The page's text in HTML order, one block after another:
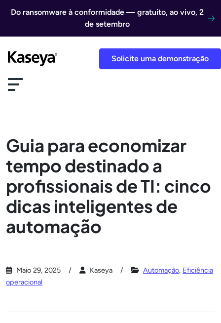
Do ransomware à conformidade — gratuito, ao vivo, 2
de setembro
Solicite uma demonstração
Guia para economizar
tempo destinado a
profissionais de TI: cinco
dicas inteligentes de
automação
Maio 29, 2025 Kaseya Automação, Eficiência
operacional